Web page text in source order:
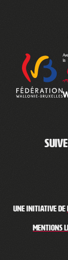
Une initiative de
Mentions